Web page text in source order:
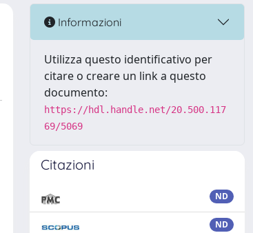
Informazioni
Utilizza questo identificativo per
citare o creare un link a questo
documento:
https://hdl.handle.net/20.500.117
69/5069
Citazioni
ND
ND